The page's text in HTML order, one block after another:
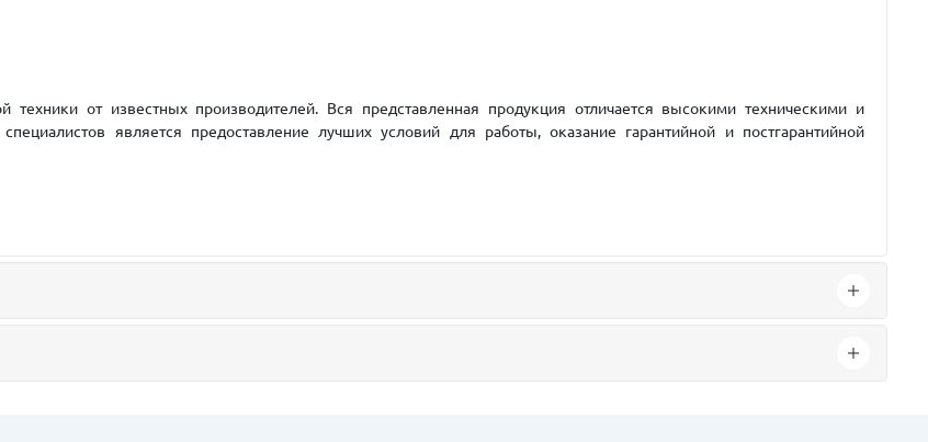
от известных производителей. Вся представленная продукция отличается высокими техническими и
является предоставление лучших условий для работы, оказание гарантийной и постгарантийной